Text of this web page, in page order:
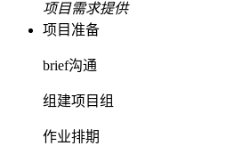
项目需求提供
项目准备
brief沟通
组建项目组
作业排期